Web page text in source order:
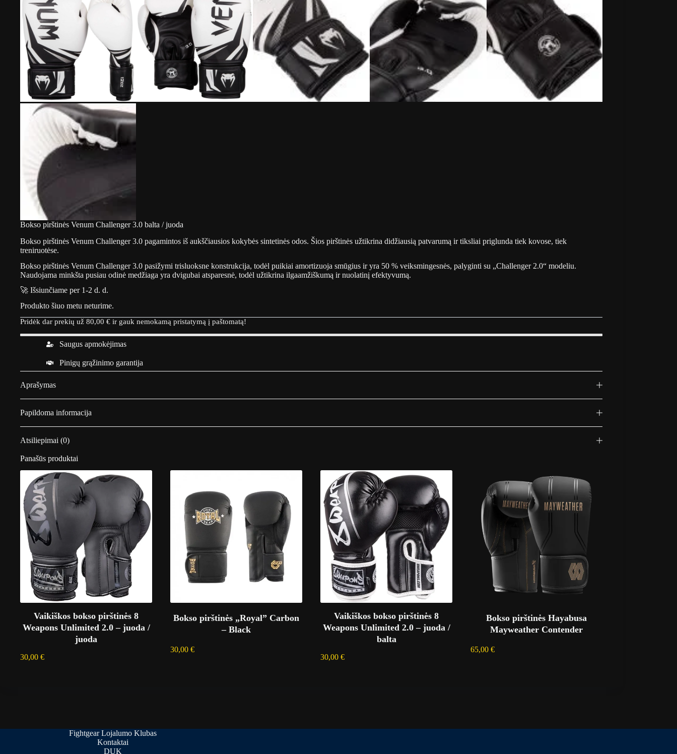
Bokso pirštinės Venum Challenger 3.0 balta / juoda
Bokso pirštinės Venum Challenger 3.0 pagamintos iš aukščiausios kokybės sintetinės odos. Šios pirštinės užtikrina didžiausią patvarumą ir tiksliai priglunda tiek kovose, tiek
treniruotėse.
Bokso pirštinės Venum Challenger 3.0 pasižymi trisluoksne konstrukcija, todėl puikiai amortizuoja smūgius ir yra 50 % veiksmingesnės, palyginti su „Challenger 2.0“ modeliu.
Naudojama minkšta pusiau odinė medžiaga yra dvigubai atsparesnė, todėl užtikrina ilgaamžiškumą ir nuolatinį efektyvumą.
🚀 Išsiunčiame per 1-2 d. d.
Produkto šiuo metu neturime.
Pridėk dar prekių už 80,00 € ir gauk nemokamą pristatymą į paštomatą!
Saugus apmokėjimas
Pinigų grąžinimo garantija
Aprašymas
Papildoma informacija
Atsiliepimai (0)
Panašūs produktai
Vaikiškos bokso pirštinės 8
Weapons Unlimited 2.0 – juoda /
juoda
30,00 €
Bokso pirštinės „Royal” Carbon
– Black
30,00€
Vaikiškos bokso pirštinės 8
Weapons Unlimited 2.0 – juoda /
balta
30,00€
Bokso pirštinės Hayabusa
Mayweather Contender
65,00€
Fightgear Lojalumo Klubas
Kontaktai
DUK